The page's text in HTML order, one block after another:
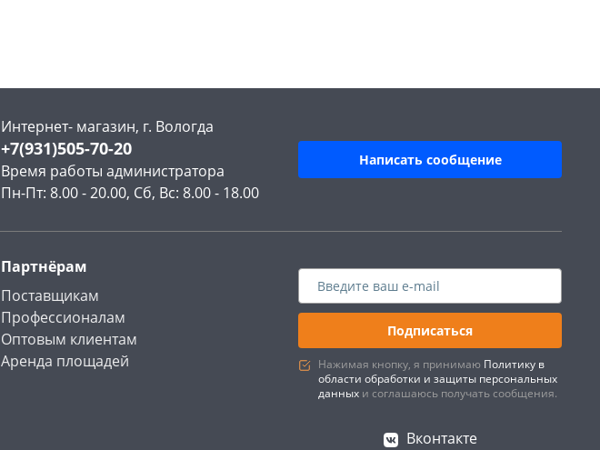
Интернет- магазин, г. Вологда
+7(931)505-70-20
Время работы администратора
Пн-Пт: 8.00 - 20.00, Сб, Вс: 8.00 - 18.00
Написать сообщение
Партнёрам
Поставщикам
Профессионалам
Оптовым клиентам
Аренда площадей
Подписаться
Нажимая кнопку, я принимаю Политику в
области обработки и защиты персональных
данных и соглашаюсь получать сообщения.
Вконтакте
раз в 2 недели